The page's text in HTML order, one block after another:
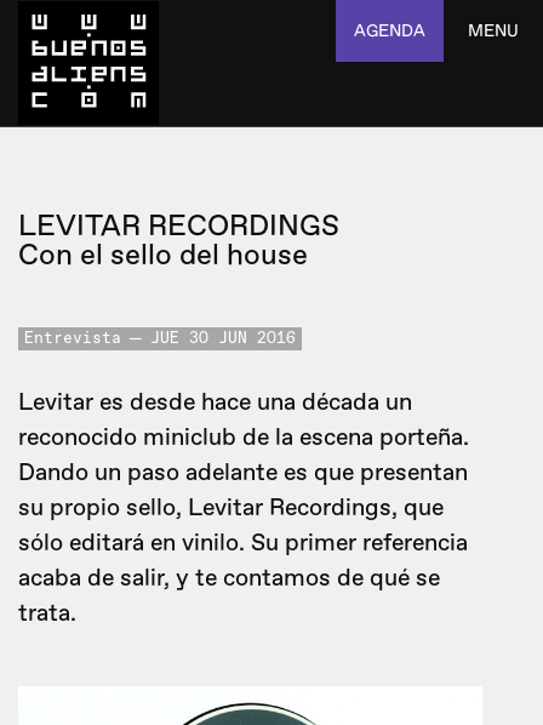
AGENDA MENU
LEVITAR RECORDINGS
Con el sello del house
Entrevista JUE 30 JUN 2016
Levitar es desde hace una década un
reconocido miniclub de la escena porteña.
Dando un paso adelante es que presentan
su propio sello, Levitar Recordings, que
sólo editará en vinilo. Su primer referencia
acaba de salir, y te contamos de qué se
trata.